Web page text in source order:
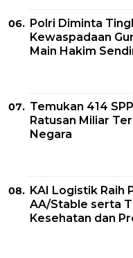
Polri Diminta
Kewaspadaan
Main Hakim
Temukan 414
Ratusan Miliar
Negara
KAI Logistik Raih
AA/Stable serta
Kesehatan dan